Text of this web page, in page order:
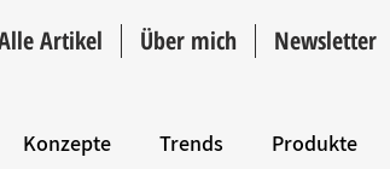
Artikel Über mich Newsletter
Konzepte Trends Produkte